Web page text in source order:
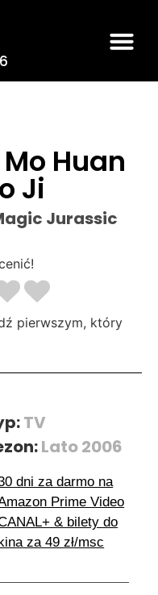
Huan
Ji
Jurassic
pierwszym, który
TV
Lato 2006
dni za darmo na
Prime Video
& bilety do
za 49 zł/msc